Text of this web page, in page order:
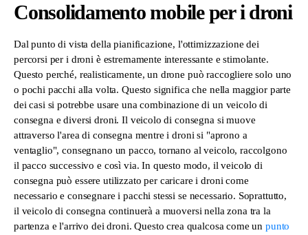
Consolidamento mobile per i droni
Dal punto di vista della pianificazione, l'ottimizzazione dei
percorsi per i droni è estremamente interessante e stimolante.
Questo perché, realisticamente, un drone può raccogliere solo uno
o pochi pacchi alla volta. Questo significa che nella maggior parte
dei casi si potrebbe usare una combinazione di un veicolo di
consegna e diversi droni. Il veicolo di consegna si muove
attraverso l'area di consegna mentre i droni si "aprono a
ventaglio", consegnano un pacco, tornano al veicolo, raccolgono
il pacco successivo e così via. In questo modo, il veicolo di
consegna può essere utilizzato per caricare i droni come
necessario e consegnare i pacchi stessi se necessario. Soprattutto,
il veicolo di consegna continuerà a muoversi nella zona tra la
partenza e l'arrivo dei droni. Questo crea qualcosa come unpunto